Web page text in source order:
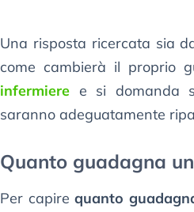
Una risposta ricercata sia
come cambierà il proprio
infermiere e si domanda
saranno adeguatamente
Quanto guadagna
Per capirequanto